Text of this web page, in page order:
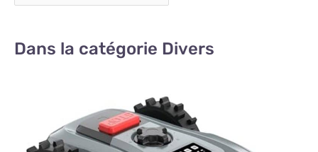
Dans la catégorie Divers